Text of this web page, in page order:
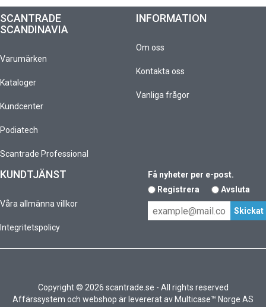
SCANTRADE
SCANDINAVIA
Varumärken
Kataloger
Kundcenter
Podiatech
Scantrade Professional
INFORMATION
Om oss
Kontakta oss
Vanliga frågor
KUNDTJÄNST
Våra allmänna villkor
Integritetspolicy
Få nyheter per e-post.
Registrera
Avsluta
Copyright © 2026 scantrade.se - All rights reserved
Affärssystem och webshop är levererat av Multicase™ Norge AS